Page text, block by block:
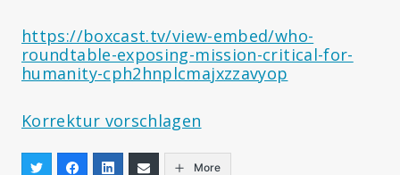
https://boxcast.tv/view-embed/who-
roundtable-exposing-mission-critical-for-
humanity-cph2hnplcmajxzzavyop
Korrektur vorschlagen
More